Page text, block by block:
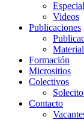
Videos
Publicaciones
Formación
Micrositios
Colectivos
Contacto